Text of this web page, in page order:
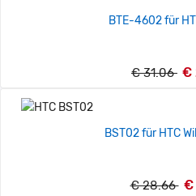
BTE-4602 für
€ 31.06 €
BST02 für HTC
€ 28.66 €